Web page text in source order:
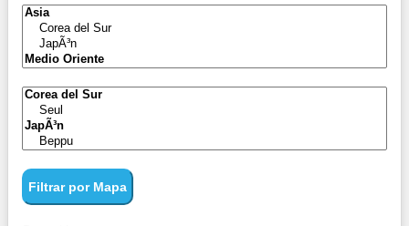
Filtrar por Mapa